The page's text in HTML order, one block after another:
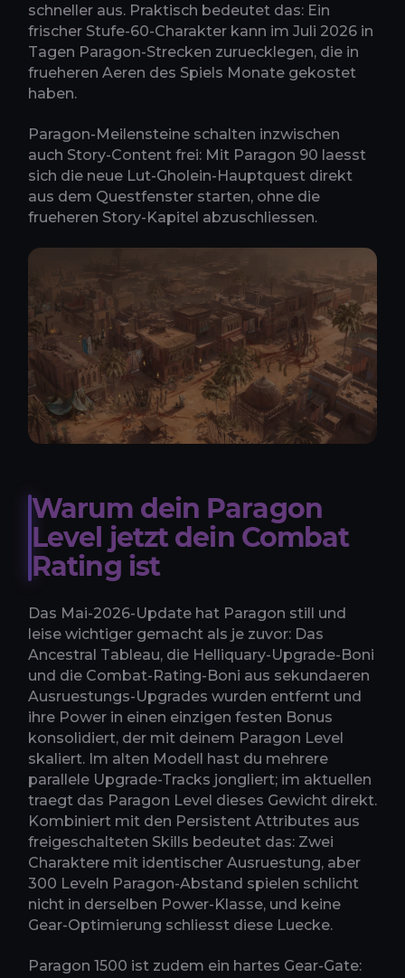
schneller aus. Praktisch bedeutet das: Ein
frischer Stufe-60-Charakter kann im Juli 2026 in
Tagen Paragon-Strecken zuruecklegen, die in
frueheren Aeren des Spiels Monate gekostet
haben.
Paragon-Meilensteine schalten inzwischen
auch Story-Content frei: Mit Paragon 90 laesst
sich die neue Lut-Gholein-Hauptquest direkt
aus dem Questfenster starten, ohne die
frueheren Story-Kapitel abzuschliessen.
Warum dein Paragon
Level jetzt dein Combat
Rating ist
Das Mai-2026-Update hat Paragon still und
leise wichtiger gemacht als je zuvor: Das
Ancestral Tableau, die Helliquary-Upgrade-Boni
und die Combat-Rating-Boni aus sekundaeren
Ausruestungs-Upgrades wurden entfernt und
ihre Power in einen einzigen festen Bonus
konsolidiert, der mit deinem Paragon Level
skaliert. Im alten Modell hast du mehrere
parallele Upgrade-Tracks jongliert; im aktuellen
traegt das Paragon Level dieses Gewicht direkt.
Kombiniert mit den Persistent Attributes aus
freigeschalteten Skills bedeutet das: Zwei
Charaktere mit identischer Ausruestung, aber
300 Leveln Paragon-Abstand spielen schlicht
nicht in derselben Power-Klasse, und keine
Gear-Optimierung schliesst diese Luecke.
Paragon 1500 ist zudem ein hartes Gear-Gate: